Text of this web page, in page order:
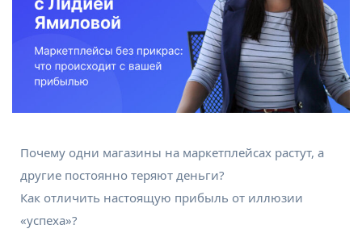
Почему одни магазины на маркетплейсах растут, а
другие постоянно теряют деньги?
Как отличить настоящую прибыль от иллюзии
«успеха»?